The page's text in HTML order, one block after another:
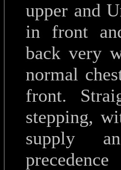
upper and
in front
back very
normal
front.
stepping,
supply